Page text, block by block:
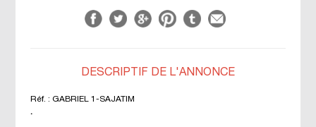
DESCRIPTIF DE L'ANNONCE
Réf. : GABRIEL 1-SAJATIM
.